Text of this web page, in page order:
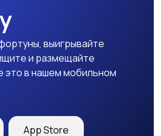
выигрывайте
и размещайте
это в нашем мобильном
App Store